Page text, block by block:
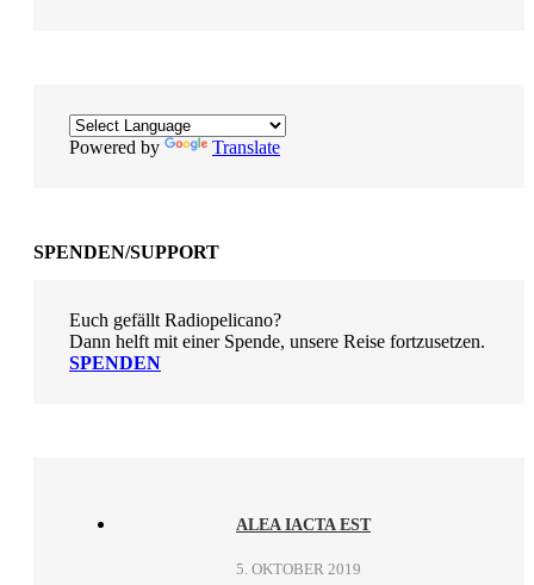
Powered by Translate
SPENDEN/SUPPORT
Euch gefällt Radiopelicano?
Dann helft mit einer Spende, unsere Reise fortzusetzen.
SPENDEN
ALEA IACTA EST
5. OKTOBER 2019